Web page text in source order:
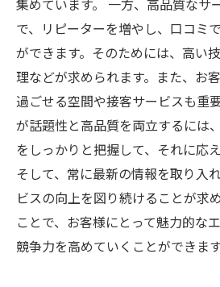
集めています。 一方、高品質なサ
で、リピーターを増やし、口コミ
ができます。そのためには、高い
理などが求められます。また、お
過ごせる空間や接客サービスも重
が話題性と高品質を両立するには
をしっかりと把握して、それに応
そして、常に最新の情報を取り入
ビスの向上を図り続けることが求
ことで、お客様にとって魅力的な
競争力を高めていくことができます